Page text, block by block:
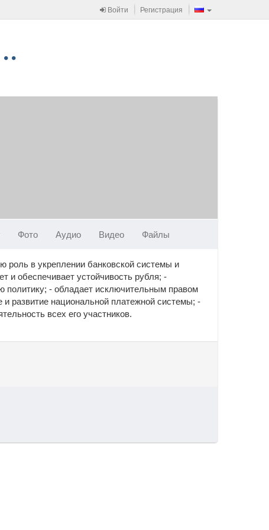
Войти Регистрация
Фото Аудио Видео Файлы
роль в укреплении банковской системы и
и обеспечивает устойчивость рубля; -
политику; - обладает исключительным правом
развитие национальной платежной системы; -
всех его участников.